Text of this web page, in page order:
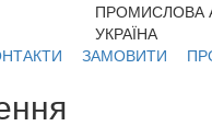
ПРОМИСЛОВА
УКРАЇНА
ЗАМОВИТИ